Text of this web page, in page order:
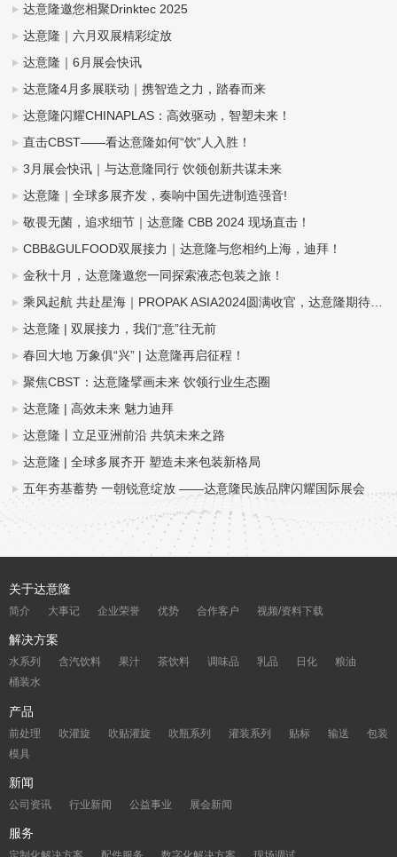
达意隆邀您相聚Drinktec 2025
达意隆｜六月双展精彩绽放
达意隆｜6月展会快讯
达意隆4月多展联动｜携智造之力，踏春而来
达意隆闪耀CHINAPLAS：高效驱动，智塑未来！
直击CBST——看达意隆如何“饮”人入胜！
3月展会快讯｜与达意隆同行 饮领创新共谋未来
达意隆｜全球多展齐发，奏响中国先进制造强音!
敬畏无菌，追求细节｜达意隆 CBB 2024 现场直击！
CBB&GULFOOD双展接力｜达意隆与您相约上海，迪拜！
金秋十月，达意隆邀您一同探索液态包装之旅！
乘风起航 共赴星海｜PROPAK ASIA2024圆满收官，达意隆期待与您再次相遇！
达意隆 | 双展接力，我们“意”往无前
春回大地 万象俱“兴” | 达意隆再启征程！
聚焦CBST：达意隆擘画未来 饮领行业生态圈
达意隆 | 高效未来 魅力迪拜
达意隆丨立足亚洲前沿 共筑未来之路
达意隆 | 全球多展齐开 塑造未来包装新格局
五年夯基蓄势 一朝锐意绽放 ——达意隆民族品牌闪耀国际展会
关于达意隆
简介 大事记 企业荣誉 优势 合作客户 视频/资料下载
解决方案
水系列 含汽饮料 果汁 茶饮料 调味品 乳品 日化
粮油
桶装水
产品
前处理 吹灌旋 吹贴灌旋 吹瓶系列 灌装系列 贴标 输送
包装
模具
新闻
公司资讯 行业新闻 公益事业 展会新闻
服务